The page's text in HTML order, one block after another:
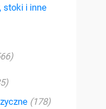
stoki i inne
(178)